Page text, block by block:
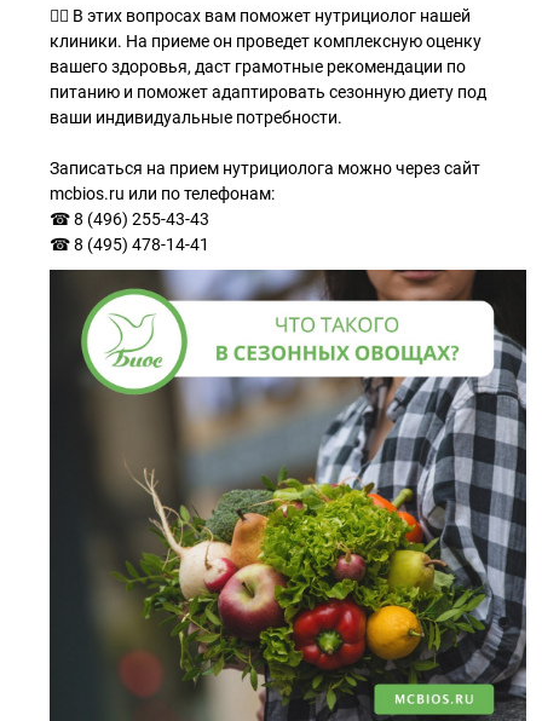
👩‍⚕ В этих вопросах вам поможет нутрициолог нашей
клиники. На приеме он проведет комплексную оценку
вашего здоровья, даст грамотные рекомендации по
питанию и поможет адаптировать сезонную диету под
ваши индивидуальные потребности.
Записаться на прием нутрициолога можно через сайт
mcbios.ru или по телефонам:
☎ 8 (496) 255-43-43
☎ 8 (495) 478-14-41